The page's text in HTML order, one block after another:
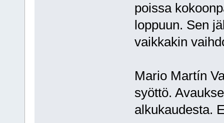
poissa
loppuun. Sen
vaikkakin
Mario Martín
syöttö.
alkukaudesta.